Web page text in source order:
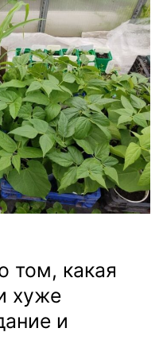
том, какая
хуже
и